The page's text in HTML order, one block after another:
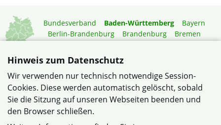
Bundesverband Baden-Württemberg
Bayern
Berlin-Brandenburg
Brandenburg
Bremen
Niedersachsen
Rheinland-Pfalz
Saarland
Sachsen-Anhalt
Schleswig-Holstein
Thüringen
Mitgliedermagazin
Gartenberatung
Hinweis zum Datenschutz
Wir verwenden nur technisch notwendige Session-
Cookies. Diese werden automatisch gelöscht, sobald
Sie die Sitzung auf unseren Webseiten beenden und
den Browser schließen.